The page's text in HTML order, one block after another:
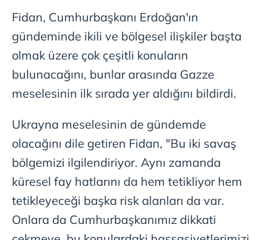
Fidan, Cumhurbaşkanı Erdoğan'ın
gündeminde ikili ve bölgesel ilişkiler başta
olmak üzere çok çeşitli konuların
bulunacağını, bunlar arasında Gazze
meselesinin ilk sırada yer aldığını bildirdi.
Ukrayna meselesinin de gündemde
olacağını dile getiren Fidan, "Bu iki savaş
bölgemizi ilgilendiriyor. Aynı zamanda
küresel fay hatlarını da hem tetikliyor hem
tetikleyeceği başka risk alanları da var.
Onlara da Cumhurbaşkanımız dikkati